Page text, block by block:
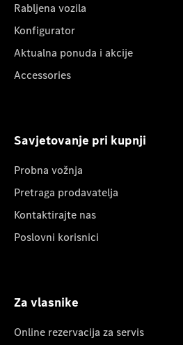
Rabljena vozila
Konfigurator
Aktualna ponuda i akcije
Accessories
Savjetovanje pri kupnji
Probna vožnja
Pretraga prodavatelja
Kontaktirajte nas
Poslovni korisnici
Za vlasnike
Online rezervacija za servis